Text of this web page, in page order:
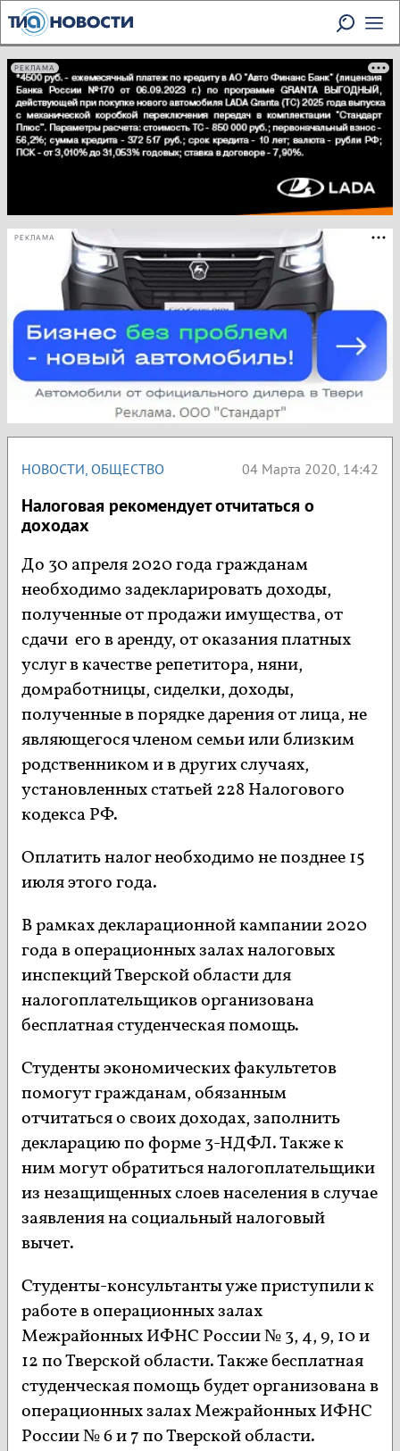
РЕКЛАМА
РЕКЛАМА
НОВОСТИ, ОБЩЕСТВО 04 Марта 2020, 14:42
Налоговая рекомендует отчитаться о
доходах
До 30 апреля 2020 года гражданам
необходимо задекларировать доходы,
полученные от продажи имущества, от
сдачи его в аренду, от оказания платных
услуг в качестве репетитора, няни,
домработницы, сиделки, доходы,
полученные в порядке дарения от лица, не
являющегося членом семьи или близким
родственником и в других случаях,
установленных статьей 228 Налогового
кодекса РФ.
Оплатить налог необходимо не позднее 15
июля этого года.
В рамках декларационной кампании 2020
года в операционных залах налоговых
инспекций Тверской области для
налогоплательщиков организована
бесплатная студенческая помощь.
Студенты экономических факультетов
помогут гражданам, обязанным
отчитаться о своих доходах, заполнить
декларацию по форме 3-НДФЛ. Также к
ним могут обратиться налогоплательщики
из незащищенных слоев населения в случае
заявления на социальный налоговый
вычет.
Студенты-консультанты уже приступили к
работе в операционных залах
Межрайонных ИФНС России № 3, 4, 9, 10 и
12 по Тверской области. Также бесплатная
студенческая помощь будет организована в
операционных залах Межрайонных ИФНС
России № 6 и 7 по Тверской области.